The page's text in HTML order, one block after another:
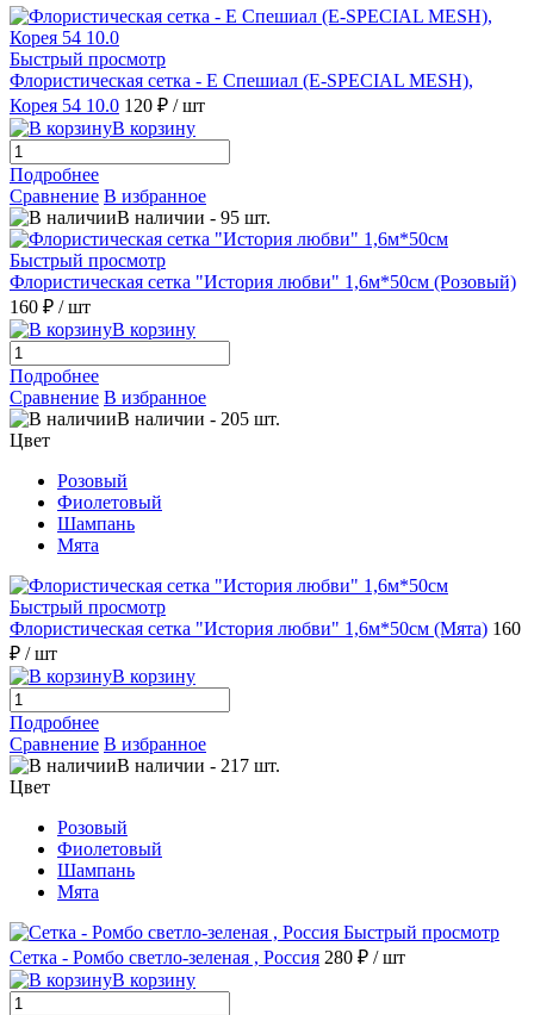
Быстрый просмотр
Флористическая сетка - Е Спешиал (E-SPECIAL MESH),
Корея 54 10.0 120 ₽ / шт
В корзину
Подробнее
Сравнение В избранное
В наличии - 95 шт.
Быстрый просмотр
Флористическая сетка "История любви" 1,6м*50см (Розовый)
160 ₽ / шт
В корзину
Подробнее
Сравнение В избранное
В наличии - 205 шт.
Цвет
Розовый
Фиолетовый
Шампань
Мята
Быстрый просмотр
Флористическая сетка "История любви" 1,6м*50см (Мята) 160
₽ / шт
В корзину
Подробнее
Сравнение В избранное
В наличии - 217 шт.
Цвет
Розовый
Фиолетовый
Шампань
Мята
Быстрый просмотр
Сетка - Ромбо светло-зеленая , Россия 280 ₽ / шт
В корзину